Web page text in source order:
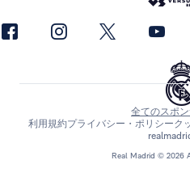
Real Madrid © 2026
全てのスポ
利用規約プライバシー・ポリシーク